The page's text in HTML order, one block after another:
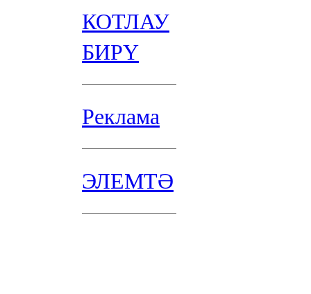
КОТЛАУ
БИРҮ
Реклама
ЭЛЕМТӘ